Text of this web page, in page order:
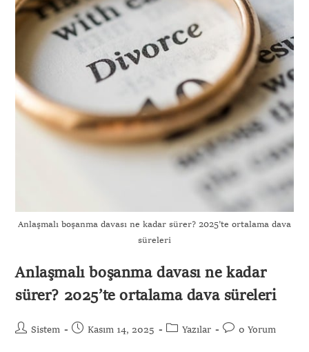
Anlaşmalı boşanma davası ne kadar sürer? 2025’te ortalama dava
süreleri
Anlaşmalı boşanma davası ne kadar
sürer? 2025’te ortalama dava süreleri
Sistem Kasım 14, 2025 Yazılar 0 Yorum